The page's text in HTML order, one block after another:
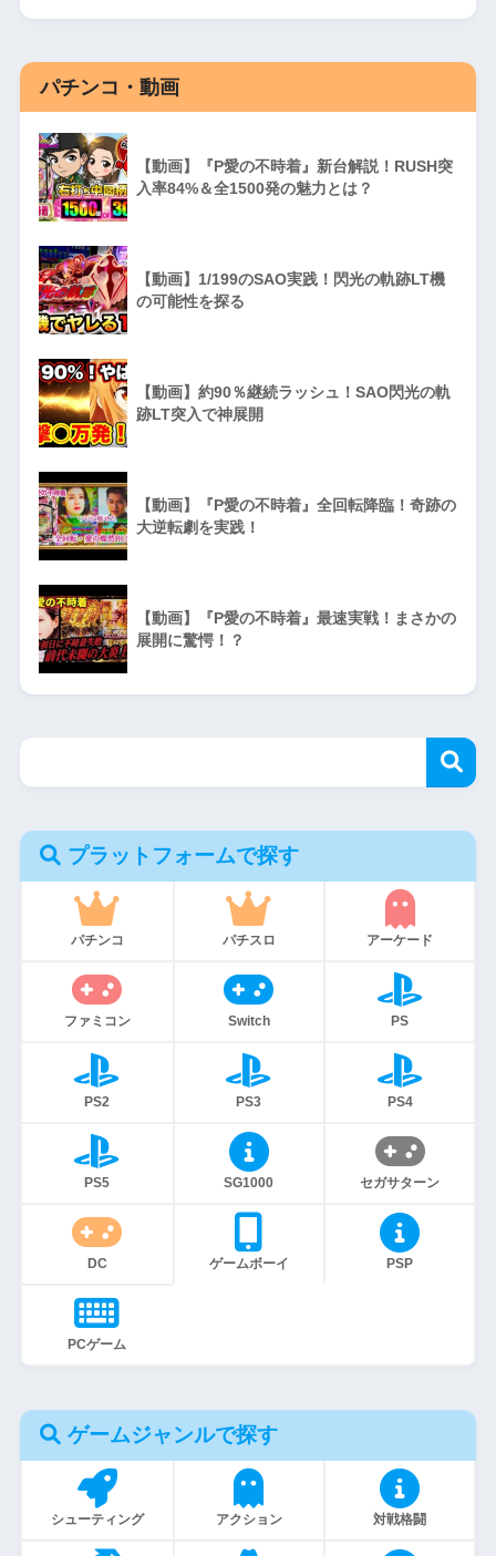
パチンコ・動画
【動画】『P愛の不時着』新台解説！RUSH突
入率84%＆全1500発の魅力とは？
【動画】1/199のSAO実践！閃光の軌跡LT機
の可能性を探る
【動画】約90％継続ラッシュ！SAO閃光の軌
跡LT突入で神展開
【動画】『P愛の不時着』全回転降臨！奇跡の
大逆転劇を実践！
【動画】『P愛の不時着』最速実戦！まさかの
展開に驚愕！？
プラットフォームで探す
パチンコ パチスロ アーケード
ファミコン Switch PS
PS2 PS3 PS4
PS5 SG1000 セガサターン
DC ゲームボーイ PSP
PCゲーム
ゲームジャンルで探す
シューティング アクション 対戦格闘